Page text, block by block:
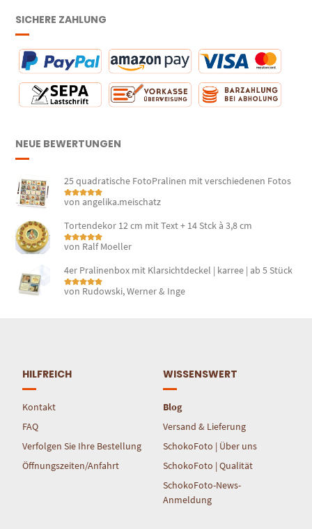
SICHERE ZAHLUNG
NEUE BEWERTUNGEN
25 quadratische FotoPralinen mit verschiedenen Fotos
Bewertet mit
von angelika.meischatz
Tortendekor 12 cm mit Text + 14 Stck à 3,8 cm
Bewertet mit
von Ralf Moeller
4er Pralinenbox mit Klarsichtdeckel | karree | ab 5 Stück
Bewertet mit
von Rudowski, Werner & Inge
HILFREICH
Kontakt
FAQ
Verfolgen Sie Ihre Bestellung
Öffnungszeiten/Anfahrt
WISSENSWERT
Blog
Versand & Lieferung
SchokoFoto | Über uns
SchokoFoto | Qualität
SchokoFoto-News-
Anmeldung